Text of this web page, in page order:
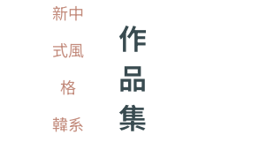
新中
式風
格
韓系
作
品
集